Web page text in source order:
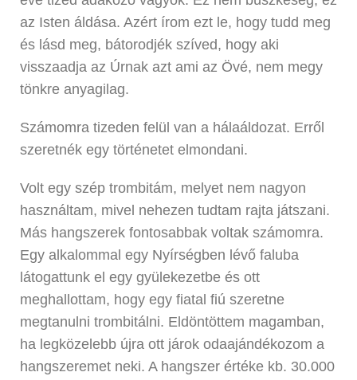
az Isten áldása. Azért írom ezt le, hogy tudd meg
és lásd meg, bátorodjék szíved, hogy aki
visszaadja az Úrnak azt ami az Övé, nem megy
tönkre anyagilag.
Számomra tizeden felül van a hálaáldozat. Erről
szeretnék egy történetet elmondani.
Volt egy szép trombitám, melyet nem nagyon
használtam, mivel nehezen tudtam rajta játszani.
Más hangszerek fontosabbak voltak számomra.
Egy alkalommal egy Nyírségben lévő faluba
látogattunk el egy gyülekezetbe és ott
meghallottam, hogy egy fiatal fiú szeretne
megtanulni trombitálni. Eldöntöttem magamban,
ha legközelebb újra ott járok odaajándékozom a
hangszeremet neki. A hangszer értéke kb. 30.000